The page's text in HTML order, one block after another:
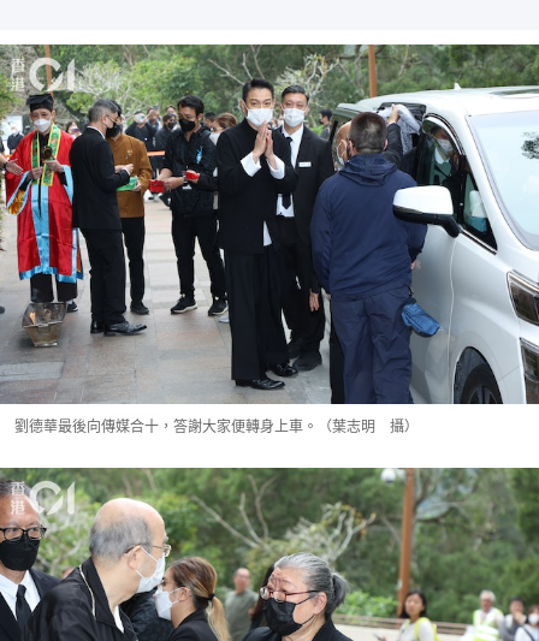
劉德華最後向傳媒合十，答謝大家便轉身上車。（葉志明 攝）